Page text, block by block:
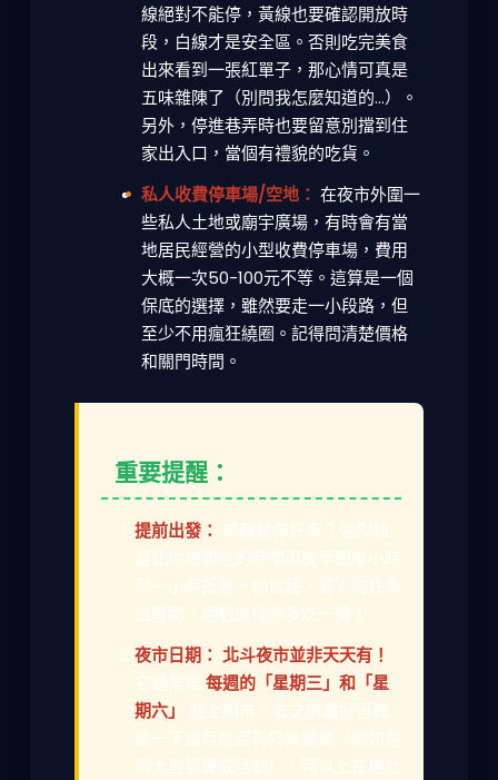
線絕對不能停，黃線也要確認開放時
段，白線才是安全區。否則吃完美食
出來看到一張紅單子，那心情可真是
五味雜陳了（別問我怎麼知道的...）。
另外，停進巷弄時也要留意別擋到住
家出入口，當個有禮貌的吃貨。
私人收費停車場/空地： 在夜市外圍一
些私人土地或廟宇廣場，有時會有當
地居民經營的小型收費停車場，費用
大概一次50-100元不等。這算是一個
保底的選擇，雖然要走一小段路，但
至少不用瘋狂繞圈。記得問清楚價格
和關門時間。
重要提醒：
提前出發： 想輕鬆停好車？強烈建
議比你想開吃的時間再提早個半小時
到一小時抵達。相信我，省下的找車
位時間，絕對值得你多吃一攤！
夜市日期： 北斗夜市並非天天有！
它通常是 每週的「星期三」和「星
期六」
晚上開市。去之前最好再確
認一下當月是否有特殊調整（例如遇
到大型節慶或活動），可以上在地社